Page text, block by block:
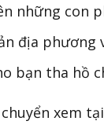
những con
địa phương
bạn tha hồ
xem